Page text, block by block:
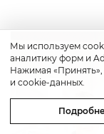
Мы используем
аналитику форм и
Нажимая «Принять»,
и cookie-данных.